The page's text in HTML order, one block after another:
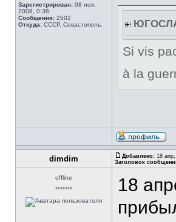
Зарегистрирован: 08 ноя,
2008, 0:38
Сообщения: 2502
Откуда: СССР, Севастополь.
Si vis
à la
dimdim Добавлено: 18
Заголовок
offline
*******
18